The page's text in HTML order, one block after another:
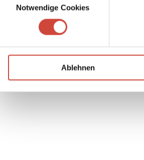
Notwendige Cookies
Ablehnen
am 10. August 1993
22601-0
/ sFr 16.00* / € (A) 12.40
Preisempfehlung
als